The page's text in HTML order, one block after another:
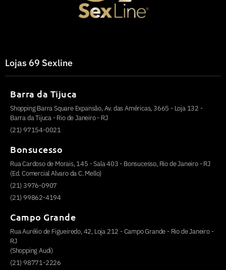
Lojas 69 Sexline
Barra da Tijuca
Shopping Barra Square Expansão, Av. das Américas, 3665 - Loja 132 -
Barra da Tijuca - Rio de Janeiro - RJ
(21) 97154-0021
Bonsucesso
Rua Cardoso de Morais, 145 - Sala 403 - Bonsucesso, Rio de Janeiro - RJ
(Ed. Comercial Alvaro da C. Mello)
(21) 3976-0907
(21) 99862-4194
Campo Grande
Rua Aurélio de Figueiredo, 42, Loja 212 - Campo Grande - Rio de Janeiro -
RJ
(Shopping Audi)
(21) 98771-2226